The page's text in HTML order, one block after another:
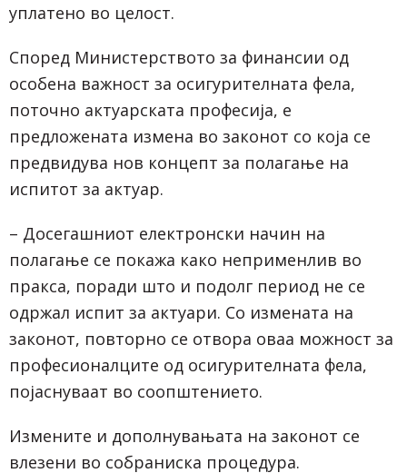
уплатено во целост.
Според Министерството за финансии од
особена важност за осигурителната фела,
поточно актуарската професија, е
предложената измена во законот со која се
предвидува нов концепт за полагање на
испитот за актуар.
– Досегашниот електронски начин на
полагање се покажа како неприменлив во
пракса, поради што и подолг период не се
одржал испит за актуари. Со измената на
законот, повторно се отвора оваа можност за
професионалците од осигурителната фела,
појаснуваат во соопштението.
Измените и дополнувањата на законот се
влезени во собраниска процедура.